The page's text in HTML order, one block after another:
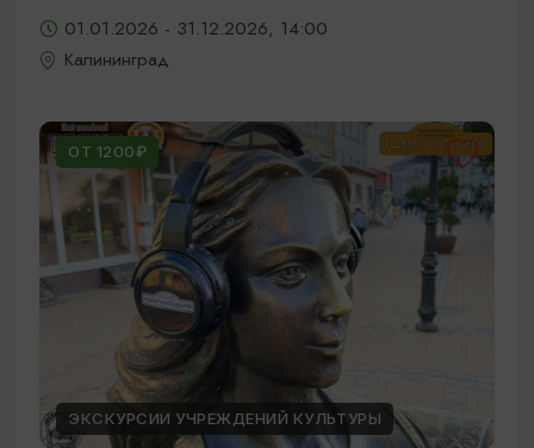
01.01.2026 - 31.12.2026, 14:00
Калининград
ОТ 1200₽
ЭКСКУРСИИ УЧРЕЖДЕНИЙ КУЛЬТУРЫ